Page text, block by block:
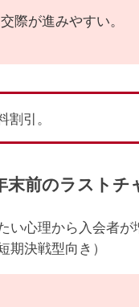
際が進みやすい。
引。
末前のラストチ
い心理から入会者が
決戦型向き）